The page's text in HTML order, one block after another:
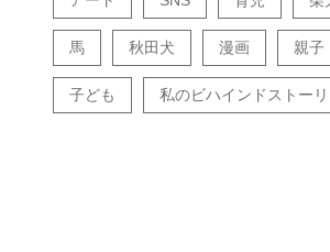
馬 秋田犬 漫画 親子
子ども 私のビハインドストー